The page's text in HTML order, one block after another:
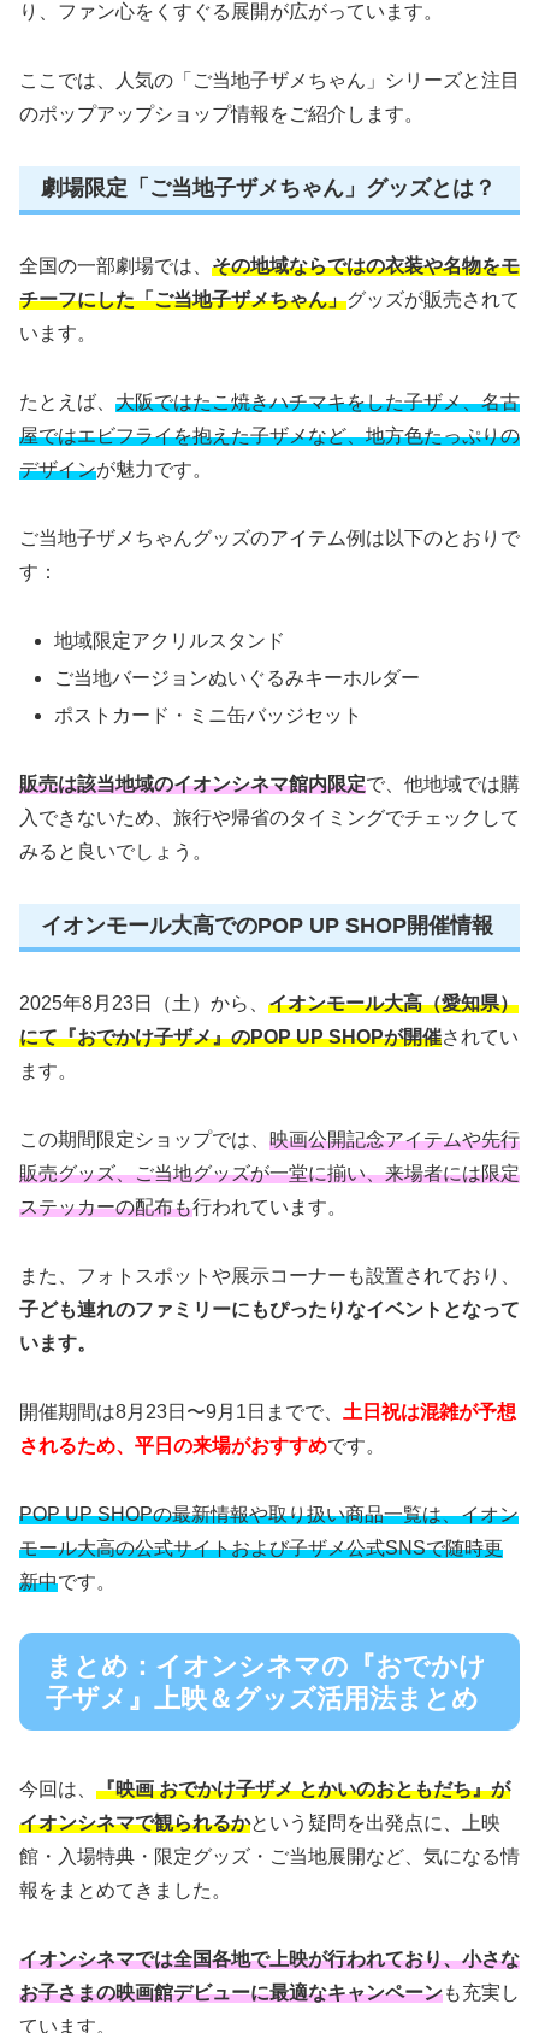
り、ファン心をくすぐる展開が広がっています。
ここでは、人気の「ご当地子ザメちゃん」シリーズと注目
のポップアップショップ情報をご紹介します。
劇場限定「ご当地子ザメちゃん」グッズとは？
全国の一部劇場では、 その地域ならではの衣装や名物をモ
チーフにした「ご当地子ザメちゃん」グッズが販売されて
います。
たとえば、 大阪ではたこ焼きハチマキをした子ザメ、名古
屋ではエビフライを抱えた子ザメなど、地方色たっぷりの
デザインが魅力です。
ご当地子ザメちゃんグッズのアイテム例は以下のとおりで
す：
地域限定アクリルスタンド
ご当地バージョンぬいぐるみキーホルダー
ポストカード・ミニ缶バッジセット
販売は該当地域のイオンシネマ館内限定で、他地域では購
入できないため、旅行や帰省のタイミングでチェックして
みると良いでしょう。
イオンモール大高でのPOP UP SHOP開催情報
2025年8月23日（土）から、 イオンモール大高（愛知県）
にて『おでかけ子ザメ』のPOP UP SHOPが開催されてい
ます。
この期間限定ショップでは、 映画公開記念アイテムや先行
販売グッズ、ご当地グッズが一堂に揃い、来場者には限定
ステッカーの配布も行われています。
また、フォトスポットや展示コーナーも設置されており、
子ども連れのファミリーにもぴったりなイベントとなって
います。
開催期間は8月23日〜9月1日までで、 土日祝は混雑が予想
されるため、平日の来場がおすすめです。
POP UP SHOPの最新情報や取り扱い商品一覧は、イオン
モール大高の公式サイトおよび子ザメ公式SNSで随時更
新中です。
まとめ：イオンシネマの『おでかけ
子ザメ』上映＆グッズ活用法まとめ
今回は、 『映画 おでかけ子ザメ とかいのおともだち』が
イオンシネマで観られるかという疑問を出発点に、上映
館・入場特典・限定グッズ・ご当地展開など、気になる情
報をまとめてきました。
イオンシネマでは全国各地で上映が行われており、小さな
お子さまの映画館デビューに最適なキャンペーンも充実し
ています。